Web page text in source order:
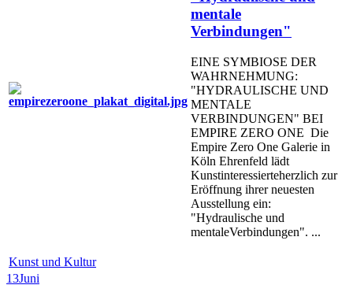
mentale
Verbindungen"
EINE SYMBIOSE DER
WAHRNEHMUNG:
"HYDRAULISCHE UND
MENTALE
VERBINDUNGEN" BEI
EMPIRE ZERO ONE Die
Empire Zero One Galerie in
Köln Ehrenfeld lädt
Kunstinteressierteherzlich zur
Eröffnung ihrer neuesten
Ausstellung ein:
"Hydraulische und
mentaleVerbindungen". ...
Kunst und Kultur
13Juni